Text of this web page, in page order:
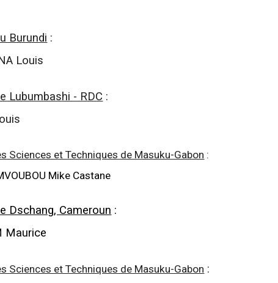
Burundi :
Louis
Lubumbashi - RDC :
Sciences et Techniques de Masuku-Gabon :
Mike Castane
Dschang, Cameroun :
Maurice
Sciences et Techniques de Masuku-Gabon :